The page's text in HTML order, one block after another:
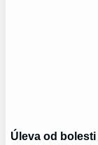
Úleva od bolesti